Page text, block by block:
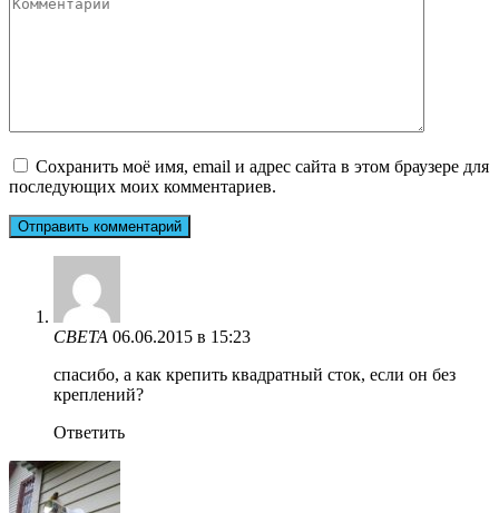
Сохранить моё имя, email и адрес сайта в этом браузере для
последующих моих комментариев.
СВЕТА 06.06.2015 в 15:23
спасибо, а как крепить квадратный сток, если он без
креплений?
Ответить